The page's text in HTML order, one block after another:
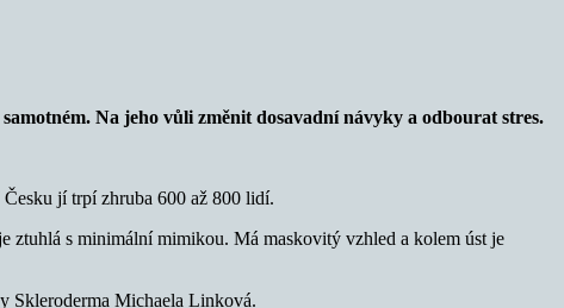
Na jeho vůli změnit dosavadní návyky a odbourat stres.
jí trpí zhruba 600 až 800 lidí.
ztuhlá s minimální mimikou. Má maskovitý vzhled a kolem úst je
Skleroderma Michaela Linková.